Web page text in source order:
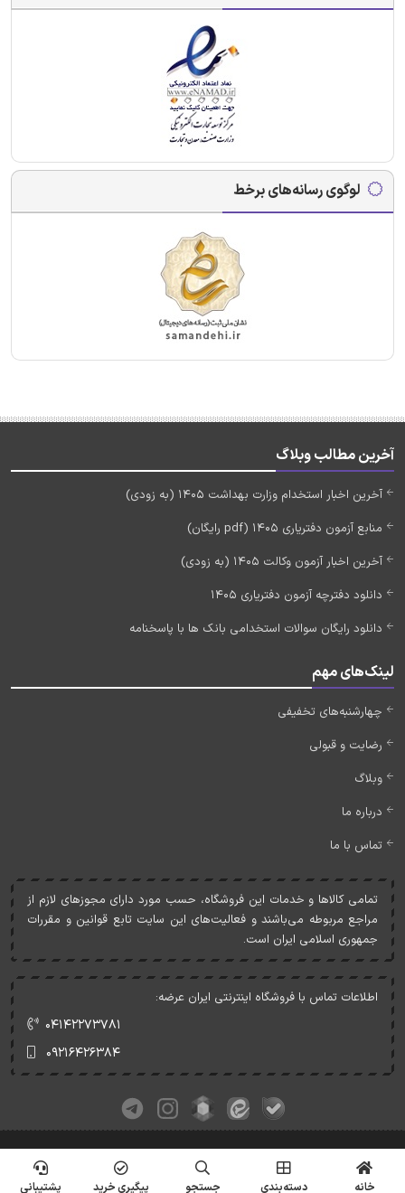
لوگوی رسانه‌های برخط
آخرین مطالب وبلاگ
آخرین اخبار استخدام وزارت بهداشت 1405 (به زودی)
منابع آزمون دفتریاری 1405 (pdf رایگان)
آخرین اخبار آزمون وکالت 1405 (به زودی)
دانلود دفترچه آزمون دفتریاری 1405
دانلود رایگان سوالات استخدامی بانک ها با پاسخنامه
لینک‌های مهم
چهارشنبه‌های تخفیفی
رضایت و قبولی
وبلاگ
درباره ما
تماس با ما
تمامی کالاها و خدمات اين فروشگاه، حسب مورد دارای مجوزهای لازم از
مراجع مربوطه می‌باشند و فعاليت‌های اين سايت تابع قوانين و مقررات
جمهوری اسلامی ايران است.
اطلاعات تماس با فروشگاه اینترنتی ایران عرضه:
۰۴۱۴۲۲۷۳۷۸۱
۰۹۲۱۶۴۲۶۳۸۴
کلیه حقوق این وبسایت متعلق به ایران عرضه می‌باشد.
© Copyrights - IranArze.ir - 1405
خانه دسته‌بندی جستجو پیگیری خرید پشتیبانی